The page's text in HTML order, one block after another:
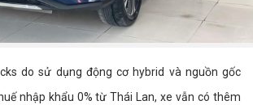
do sử dụng động cơ hybrid và nguồn gốc
nhập khẩu 0% từ Thái Lan, xe vẫn có thêm